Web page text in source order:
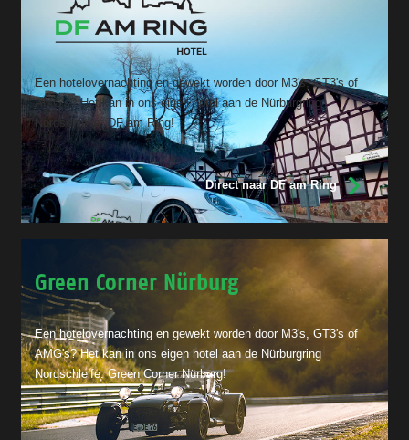
Een hotelovernachting en gewekt worden door M3's, GT3's of
AMG's? Het kan in ons eigen hotel aan de Nürburgring
Nordschleife: DF am Ring!
Direct naar DF am Ring
Green Corner Nürburg
Een hotelovernachting en gewekt worden door M3's, GT3's of
AMG's? Het kan in ons eigen hotel aan de Nürburgring
Nordschleife: Green Corner Nürburg!